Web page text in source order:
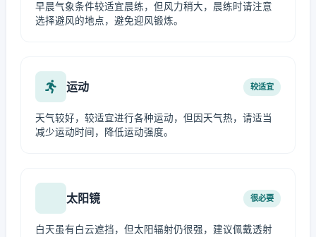
早晨气象条件较适宜晨练，但风力稍大，晨练时请注意
选择避风的地点，避免迎风锻炼。
运动 较适宜
天气较好，较适宜进行各种运动，但因天气热，请适当
减少运动时间，降低运动强度。
太阳镜 很必要
白天虽有白云遮挡，但太阳辐射仍很强，建议佩戴透射